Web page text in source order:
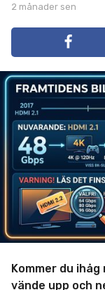
s
e
m
n
a
e
n
b
k
b
e
-
d
m
2 månader sen
a
d
e
r
e
n
Kommer du ihåg
vände upp och